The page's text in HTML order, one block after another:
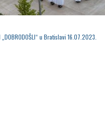
u Bratislavi 16.07.2023.